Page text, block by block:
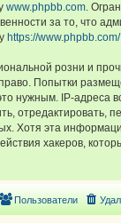
www.phpbb.com.
за то, что
https://www.phpbb.com/
розни и
Попытки
нужным. IP-адреса
отредактировать,
Хотя эта
хакеров,
Пользователи